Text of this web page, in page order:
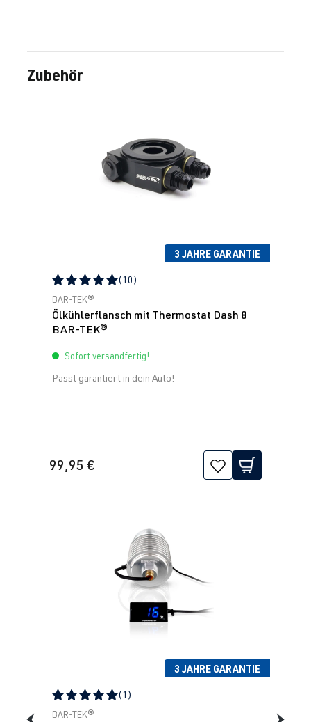
Produktgalerie überspringen
Zubehör
3 JAHRE GARANTIE
Durchschnittliche Bewertung von 5 von 5 Sternen
(10)
BAR-TEK®
Ölkühlerflansch mit Thermostat Dash 8
BAR-TEK®
Sofort versandfertig!
Passt garantiert in dein Auto!
99,95 €
3 JAHRE GARANTIE
Durchschnittliche Bewertung von 5 von 5 Sternen
(1)
BAR-TEK®